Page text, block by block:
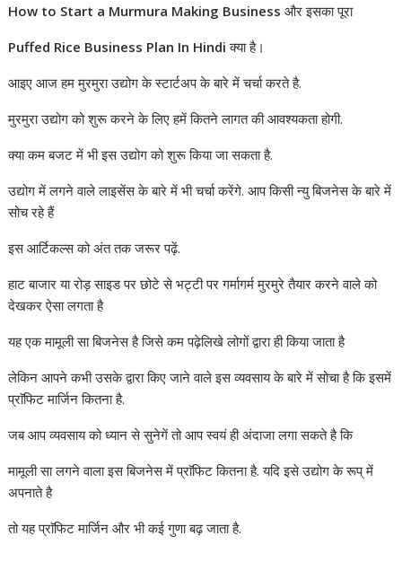
How to Start a Murmura Making Business और इसका पूरा
Puffed Rice Business Plan In Hindi क्या है।
आइए आज हम मुरमुरा उद्योग के स्टार्टअप के बारे में चर्चा करते है.
मुरमुरा उद्योग को शुरू करने के लिए हमें कितने लागत की आवश्यकता होगी.
क्या कम बजट में भी इस उद्योग को शुरू किया जा सकता है.
उद्योग में लगने वाले लाइसेंस के बारे में भी चर्चा करेंगे. आप किसी न्यु बिजनेस के बारे में
सोच रहे हैं
इस आर्टिकल्स को अंत तक जरूर पढ़ें.
हाट बाजार या रोड़ साइड पर छोटे से भट्टी पर गर्मागर्म मुरमुरे तैयार करने वाले को
देखकर ऐसा लगता है
यह एक मामूली सा बिजनेस है जिसे कम पढ़ेलिखे लोगों द्वारा ही किया जाता है
लेकिन आपने कभी उसके द्वारा किए जाने वाले इस व्यवसाय के बारे में सोचा है कि इसमें
प्राॅफिट मार्जिन कितना है.
जब आप व्यवसाय को ध्यान से सुनेगें तो आप स्वयं ही अंदाजा लगा सकते है कि
मामूली सा लगने वाला इस बिजनेस में प्राॅफिट कितना है. यदि इसे उद्योग के रूप् में
अपनाते है
तो यह प्राॅफिट मार्जिन और भी कई गुणा बढ़ जाता है.